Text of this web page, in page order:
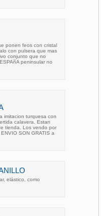
ponen feos con cristal
con pulsera que mas
conjunto que no
peninsular no
imitacion turquesa con
calavera. Estan
tienda. Los vendo por
SON GRATIS a
elástico, como